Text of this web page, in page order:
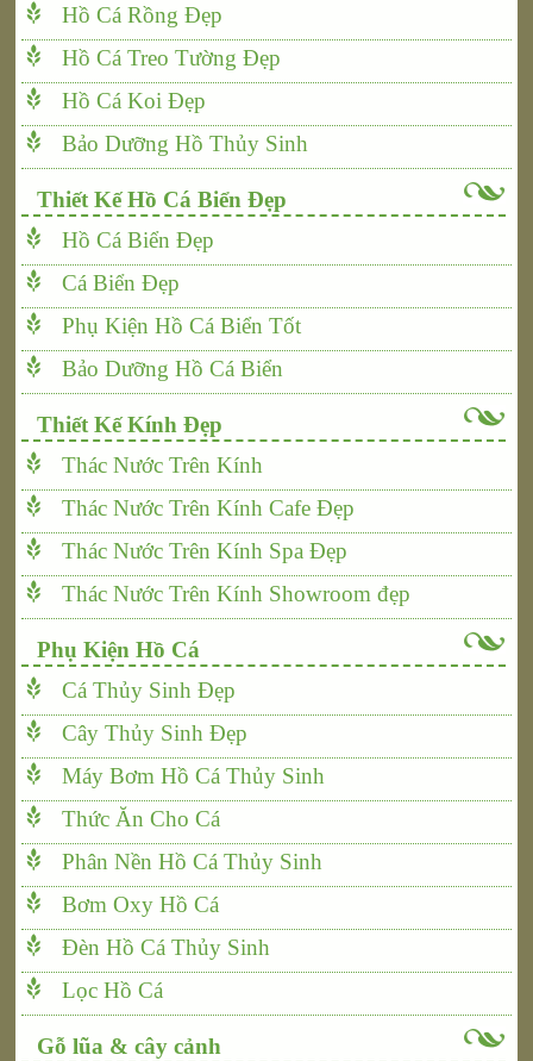
Hồ Cá Rồng Đẹp
Hồ Cá Treo Tường Đẹp
Hồ Cá Koi Đẹp
Bảo Dưỡng Hồ Thủy Sinh
Thiết Kế Hồ Cá Biển Đẹp
Hồ Cá Biển Đẹp
Cá Biển Đẹp
Phụ Kiện Hồ Cá Biển Tốt
Bảo Dưỡng Hồ Cá Biển
Thiết Kế Kính Đẹp
Thác Nước Trên Kính
Thác Nước Trên Kính Cafe Đẹp
Thác Nước Trên Kính Spa Đẹp
Thác Nước Trên Kính Showroom đẹp
Phụ Kiện Hồ Cá
Cá Thủy Sinh Đẹp
Cây Thủy Sinh Đẹp
Máy Bơm Hồ Cá Thủy Sinh
Thức Ăn Cho Cá
Phân Nền Hồ Cá Thủy Sinh
Bơm Oxy Hồ Cá
Đèn Hồ Cá Thủy Sinh
Lọc Hồ Cá
Gỗ lũa & cây cảnh